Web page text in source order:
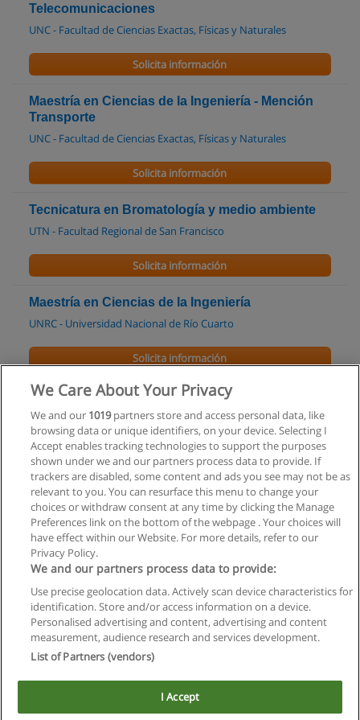
Telecomunicaciones
UNC - Facultad de Ciencias Exactas, Físicas y Naturales
Solicita información
Maestría en Ciencias de la Ingeniería - Mención
Transporte
UNC - Facultad de Ciencias Exactas, Físicas y Naturales
Solicita información
Tecnicatura en Bromatología y medio ambiente
UTN - Facultad Regional de San Francisco
Solicita información
Maestría en Ciencias de la Ingeniería
UNRC - Universidad Nacional de Río Cuarto
Solicita información
Posgrado en Fundamentos de Ingeniería
Económica
UNRC - Universidad Nacional de Río Cuarto
Solicita información
Privacidad de datos
Contactar con Educaedu
Copyright © Educaedu Business S.L. - CIF : B-95610580: -
We Care About Your Privacy
We and our 1019partners store and access personal data, like
browsing data or unique identifiers, on your device. Selecting I
Accept enables tracking technologies to support the purposes
shown under we and our partners process data to provide. If
trackers are disabled, some content and ads you see may not be as
relevant to you. You can resurface this menu to change your
choices or withdraw consent at any time by clicking the Manage
Preferences link on the bottom of the webpage . Your choices will
have effect within our Website. For more details, refer to our
Privacy Policy.
We and our partners process data to provide:
Use precise geolocation data. Actively scan device characteristics for
identification. Store and/or access information on a device.
Personalised advertising and content, advertising and content
measurement, audience research and services development.
List of Partners (vendors)
I Accept